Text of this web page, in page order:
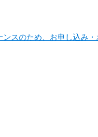
スのため、お申し込み